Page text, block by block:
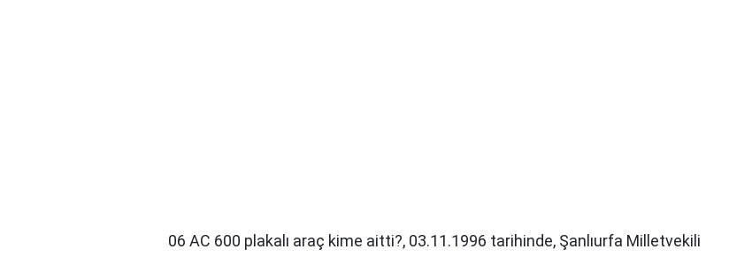
06 AC 600 plakalı araç kime aitti?, 03.11.1996 tarihinde, Şanlıurfa Milletvekili